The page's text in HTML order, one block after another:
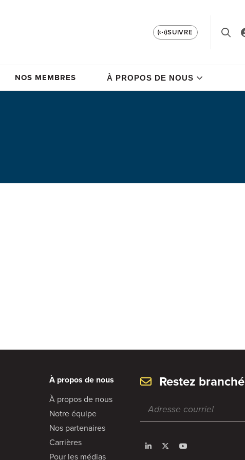
SUIVRE
NOS MEMBRES À PROPOS DE NOUS
À propos de nous
À propos de nous
Notre équipe
Nos partenaires
Carrières
Pour les médias
Restez branché